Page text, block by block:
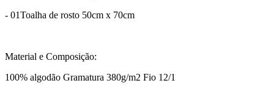
- 01Toalha de rosto 50cm x 70cm
Material e Composição:
100% algodão Gramatura 380g/m2 Fio 12/1